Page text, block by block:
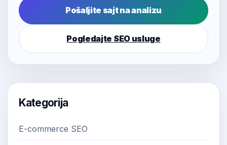
Pošaljite sajt na analizu
Pogledajte SEO usluge
Kategorija
E-commerce SEO